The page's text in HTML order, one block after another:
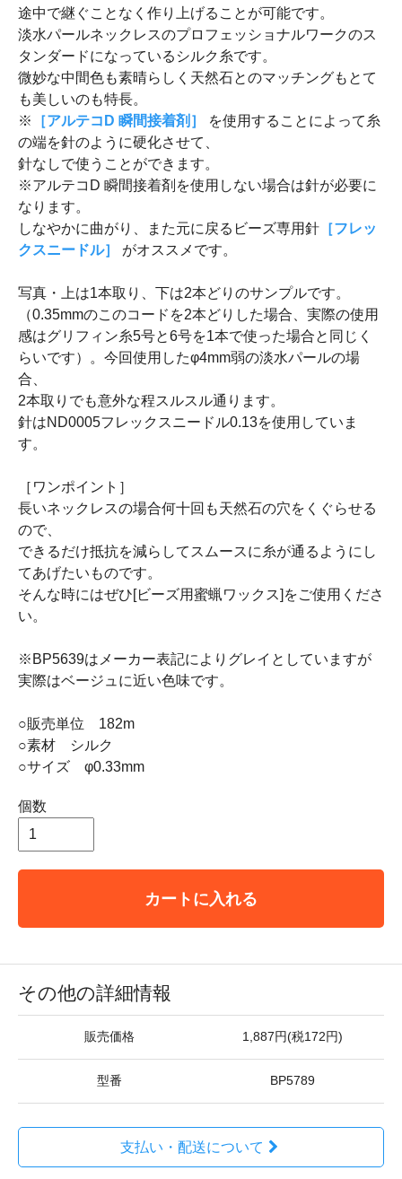
途中で継ぐことなく作り上げることが可能です。
淡水パールネックレスのプロフェッショナルワークのス
タンダードになっているシルク糸です。
微妙な中間色も素晴らしく天然石とのマッチングもとて
も美しいのも特長。
※
［アルテコD 瞬間接着剤］
を使用することによって糸
の端を針のように硬化させて、
針なしで使うことができます。
※アルテコD 瞬間接着剤を使用しない場合は針が必要に
なります。
しなやかに曲がり、また元に戻るビーズ専用針 ［フレッ
クスニードル］ がオススメです。
写真・上は1本取り、下は2本どりのサンプルです。
（0.35mmのこのコードを2本どりした場合、実際の使用
感はグリフィン糸5号と6号を1本で使った場合と同じく
らいです）。今回使用したφ4mm弱の淡水パールの場
合、
2本取りでも意外な程スルスル通ります。
針はND0005フレックスニードル0.13を使用していま
す。
［ワンポイント］
長いネックレスの場合何十回も天然石の穴をくぐらせる
ので、
できるだけ抵抗を減らしてスムースに糸が通るようにし
てあげたいものです。
そんな時にはぜひ[ビーズ用蜜蝋ワックス]をご使用くださ
い。
※BP5639はメーカー表記によりグレイとしていますが
実際はベージュに近い色味です。
○販売単位 182m
○素材 シルク
○サイズ φ0.33mm
個数
カートに入れる
その他の詳細情報
販売価格 1,887円(税172円)
型番 BP5789
支払い・配送について